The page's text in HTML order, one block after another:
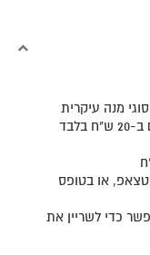
או בטופס
כדי לשריין את